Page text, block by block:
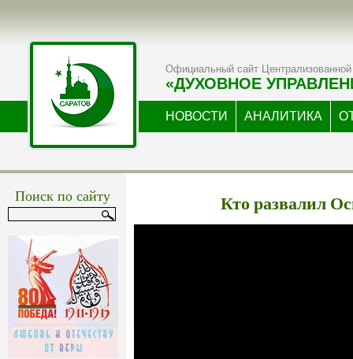
Официальный сайт Централизованной
«ДУХОВНОЕ
НОВОСТИ АНАЛИТИКА
Поиск по сайту Кто развалил